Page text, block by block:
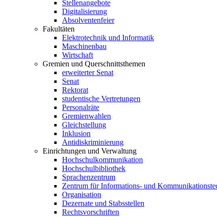
Stellenangebote
Digitalisierung
Absolventenfeier
Fakultäten
Elektrotechnik und Informatik
Maschinenbau
Wirtschaft
Gremien und Querschnittsthemen
erweiterter Senat
Senat
Rektorat
studentische Vertretungen
Personalräte
Gremienwahlen
Gleichstellung
Inklusion
Antidiskriminierung
Einrichtungen und Verwaltung
Hochschulkommunikation
Hochschulbibliothek
Sprachenzentrum
Zentrum für Informations- und
Organisation
Dezernate und Stabsstellen
Rechtsvorschriften